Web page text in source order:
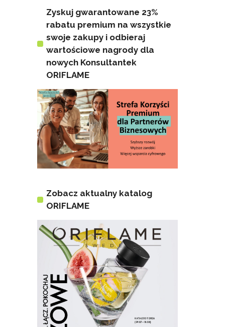
Zyskuj gwarantowane 23%
rabatu premium na wszystkie
swoje zakupy i odbieraj
wartościowe nagrody dla
nowych Konsultantek
ORIFLAME
Zobacz aktualny katalog
ORIFLAME